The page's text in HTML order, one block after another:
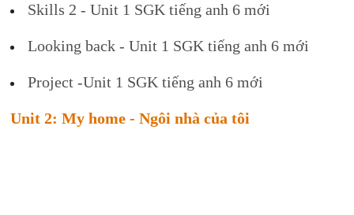
Skills 2 - Unit 1 SGK tiếng anh 6 mới
Looking back - Unit 1 SGK tiếng anh 6 mới
Project -Unit 1 SGK tiếng anh 6 mới
Unit 2: My home - Ngôi nhà của tôi